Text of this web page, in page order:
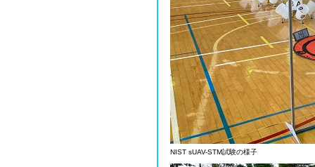
NIST sUAV-STM試験の様子